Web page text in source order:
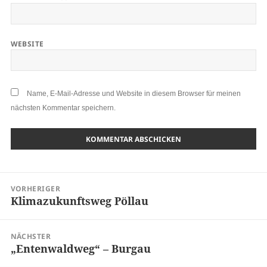
WEBSITE
Name, E-Mail-Adresse und Website in diesem Browser für meinen
nächsten Kommentar speichern.
VORHERIGER
Klimazukunftsweg Pöllau
NÄCHSTER
„Entenwaldweg“ – Burgau